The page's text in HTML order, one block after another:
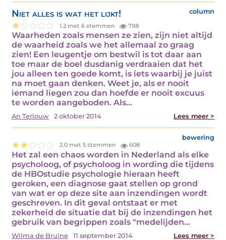
Niet alles is wat het lijkt! column
1.2 met 6 stemmen 798
Waarheden zoals mensen ze zien, zijn niet altijd
de waarheid zoals we het allemaal zo graag
zien! Een leugentje om bestwil is tot daar aan
toe maar de boel dusdanig verdraaien dat het
jou alleen ten goede komt, is iets waarbij je juist
na moet gaan denken. Weet je, als er nooit
iemand liegen zou dan hoefde er nooit excuus
te worden aangeboden. Als…
An Terlouw 2 oktober 2014 Lees meer >
bewering
2.0 met 5 stemmen 608
Het zal een chaos worden in Nederland als elke
psycholoog, of psycholoog in wording die tijdens
de HBOstudie psychologie hieraan heeft
geroken, een diagnose gaat stellen op grond
van wat er op deze site aan inzendingen wordt
geschreven. In dit geval ontstaat er met
zekerheid de situatie dat bij de inzendingen het
gebruik van begrippen zoals "medelijden…
Wilma de Bruïne 11 september 2014 Lees meer >